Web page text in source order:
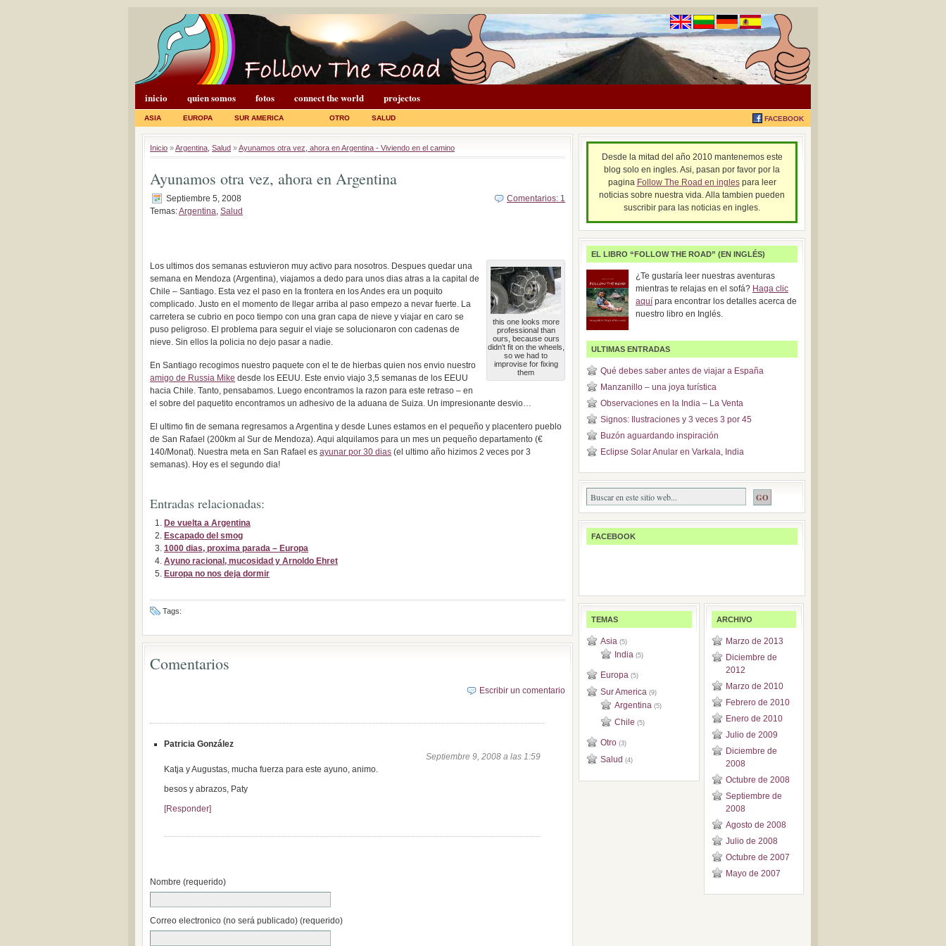
inicio quien somos fotos connect the world projectos
ASIA EUROPA SUR AMERICA OTRO SALUD FACEBOOK
Inicio »Argentina Salud »Ayunamos otra vez, ahora en Argentina - Viviendo en el camino
Ayunamos otra vez, ahora en Argentina
Septiembre 5, 2008
Temas:Argentina, Salud
Comentarios: 1
this one looks more
professional than
ours, because ours
didn't fit on the wheels,
so we had to
improvise for fixing
them
Los ultimos dos semanas estuvieron muy activo para nosotros. Despues quedar una
semana en Mendoza (Argentina), viajamos a dedo para unos dias atras a la capital de
Chile – Santiago. Esta vez el paso en la frontera en los Andes era un poquito
complicado. Justo en el momento de llegar arriba al paso empezo a nevar fuerte. La
carretera se cubrio en poco tiempo con una gran capa de nieve y viajar en caro se
puso peligroso. El problema para seguir el viaje se solucionaron con cadenas de
nieve. Sin ellos la policia no dejo pasar a nadie.
En Santiago recogimos nuestro paquete con el te de hierbas quien nos envio nuestro
amigo de Russia Mike desde los EEUU. Este envio viajo 3,5 semanas de los EEUU
hacia Chile. Tanto, pensabamos. Luego encontramos la razon para este retraso – en
el sobre del paquetito encontramos un adhesivo de la aduana de Suiza. Un impresionante desvio…
El ultimo fin de semana regresamos a Argentina y desde Lunes estamos en el pequeño y placentero pueblo
de San Rafael (200km al Sur de Mendoza). Aqui alquilamos para un mes un pequeño departamento (€
140/Monat). Nuestra meta en San Rafael es ayunar por 30 dias (el ultimo año hizimos 2 veces por 3
semanas). Hoy es el segundo dia!
Entradas relacionadas:
De vuelta a Argentina
Escapado del smog
1000 dias, proxima parada – Europa
Ayuno racional, mucosidad y Arnoldo Ehret
Europa no nos deja dormir
Tags:
Comentarios
Escribir un comentario
Patricia González
Septiembre 9, 2008 a las 1:59
Katja y Augustas, mucha fuerza para este ayuno, animo.
besos y abrazos, Paty
[Responder]
Nombre (requerido)
Correo electronico (no será publicado) (requerido)
Desde la mitad del año 2010 mantenemos este
blog solo en ingles. Asi, pasan por favor por la
pagina Follow The Road en inglespara leer
noticias sobre nuestra vida. Alla tambien pueden
suscribir para las noticias en ingles.
EL LIBRO “FOLLOW THE ROAD” (EN INGLÉS)
¿Te gustaría leer nuestras aventuras
mientras te relajas en el sofá? Haga clic
aquí para encontrar los detalles acerca de
nuestro libro en Inglés.
ULTIMAS ENTRADAS
Qué debes saber antes de viajar a España
Manzanillo – una joya turística
Observaciones en la India – La Venta
Signos: Ilustraciones y 3 veces 3 por 45
Buzón aguardando inspiración
Eclipse Solar Anular en Varkala, India
FACEBOOK
TEMAS
Asia (5)
India (5)
Europa (5)
Sur America (9)
Argentina (5)
Chile (5)
Otro (3)
Salud (4)
ARCHIVO
Marzo de 2013
Diciembre de
2012
Marzo de 2010
Febrero de 2010
Enero de 2010
Julio de 2009
Diciembre de
2008
Octubre de 2008
Septiembre de
2008
Agosto de 2008
Julio de 2008
Octubre de 2007
Mayo de 2007